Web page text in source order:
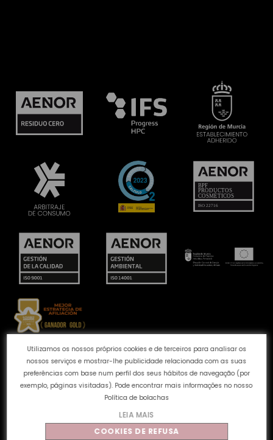
Utilizamos os nossos próprios cookies e de terceiros para analisar os
nossos serviços e mostrar-lhe publicidade relacionada com as suas
preferências com base num perfil dos seus hábitos de navegação (por
exemplo, páginas visitadas). Pode encontrar mais informações no nosso
Política de bolachas
LEIA MAIS
COOKIES DE REFUSA
Canal de queixas Política de Cookies
Política de
privacidade
Aviso Legal
Perguntas frecuentes
Qualidade e Ambiente
2026 - Todos os direitos reservados